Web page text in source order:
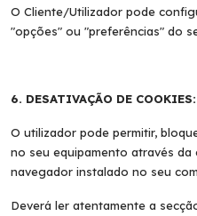
O Cliente/Utilizador pode
"opções" ou "preferências" do
6. DESATIVAÇÃO DE COOKIES:
O utilizador pode permitir,
no seu equipamento através
navegador instalado no seu
Deverá ler atentamente a